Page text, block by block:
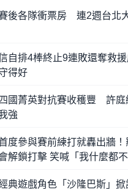
後各隊衝票房 連2週台北
自排4棒終止9連敗還奪救
得好
國菁英對抗賽收穫豐 許庭
強
度參與賽前練打就轟出牆
解鎖打擊 笑喊「我什麼都不
典遊戲角色「沙隆巴斯」掀